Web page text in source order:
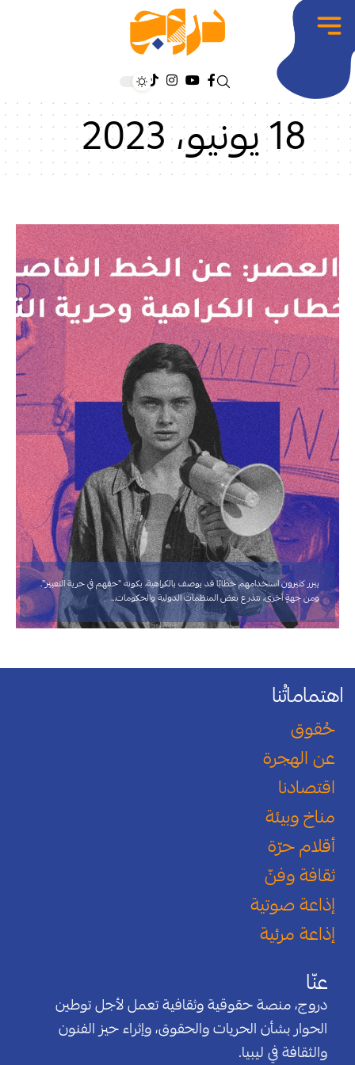
18 يونيو، 2023
يبرر كثيرون استخدامهم خطابًا قد يوصف بالكراهية، بكونه "حقهم في حرية التعبير".
ومن جهةٍ أخرى، تتذرع بعض المنظمات الدولية والحكومات…
اهتماماتُنا
حُقوق
عن الهجرة
اقتصادنا
مناخ وبيئة
أقلام حرّة
ثقافة وفنّ
إذاعة صوتية
إذاعة مرئية
عنّا
دروج، منصة حقوقية وثقافية تعمل لأجل توطين
الحوار بشأن الحريات والحقوق، وإثراء حيز الفنون
والثقافة في ليبيا.